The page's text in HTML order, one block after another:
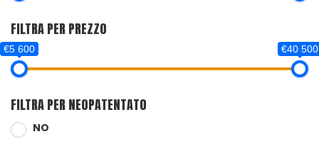
FILTRA PER PREZZO
€5 600 €40 500
FILTRA PER NEOPATENTATO
NO